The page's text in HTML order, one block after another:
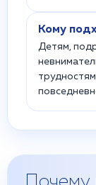
Кому
Детям,